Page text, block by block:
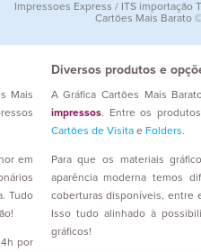
Impressoes Express / ITS importação
Cartões Mais Barato
Mais
em
Tudo
por
Diversos produtos e
A Gráfica Cartões Mais
impressos. Entre os
Cartões de Visitae Folders.
Para que os materiais
aparência moderna temos
coberturas disponíveis, entre
Isso tudo alinhado à
gráficos!